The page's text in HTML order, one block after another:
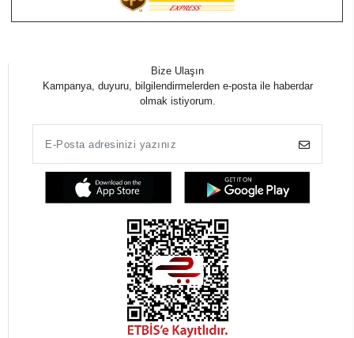
Bize Ulaşın
Kampanya, duyuru, bilgilendirmelerden e-posta ile haberdar
olmak istiyorum.